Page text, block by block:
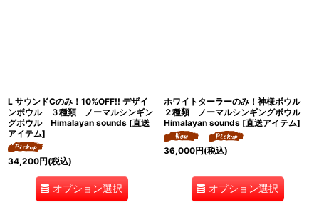
L サウンドCのみ！10%OFF!! デザイ
ンボウル ３種類 ノーマルシンギン
グボウル Himalayan sounds [直送
アイテム]
34,200円(税込)
オプション選択
ホワイトターラーのみ！神様ボウル
２種類 ノーマルシンギングボウル
Himalayan sounds [直送アイテム]
36,000円(税込)
オプション選択